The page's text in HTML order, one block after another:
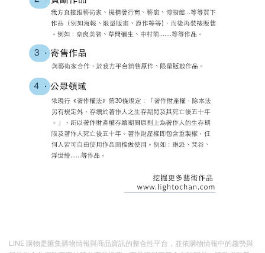
LINE 購物是匯集購物情報與商品資訊的整合性平台，並依購物情報中的趨勢與